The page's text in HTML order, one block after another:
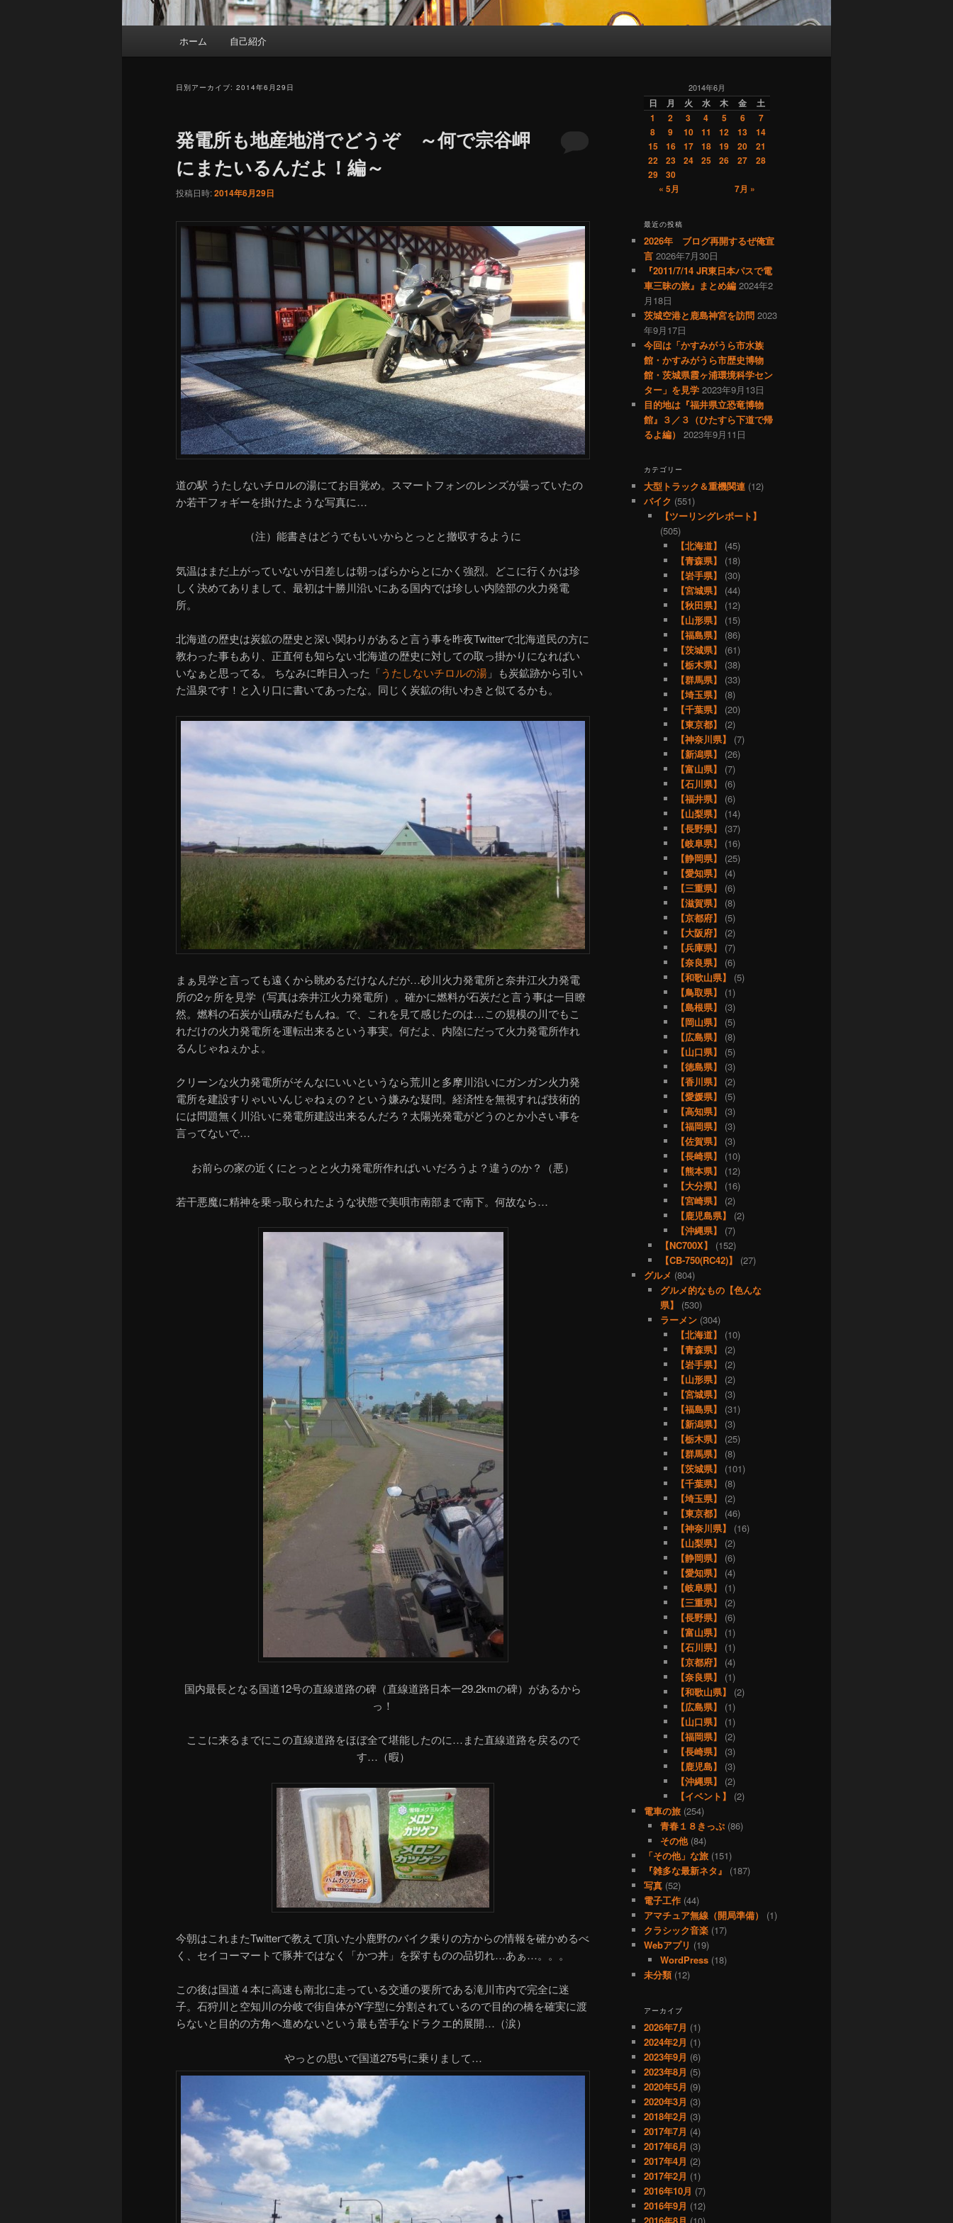
ホーム 自己紹介
日別アーカイブ: 2014年6月29日
発電所も地産地消でどうぞ ～何で宗谷岬
にまたいるんだよ！編～
投稿日時:2014年6月29日
道の駅 うたしないチロルの湯にてお目覚め。スマートフォンのレンズが曇っていたの
か若干フォギーを掛けたような写真に…
（注）能書きはどうでもいいからとっとと撤収するように
気温はまだ上がっていないが日差しは朝っぱらからとにかく強烈。どこに行くかは珍
しく決めてありまして、最初は十勝川沿いにある国内では珍しい内陸部の火力発電
所。
北海道の歴史は炭鉱の歴史と深い関わりがあると言う事を昨夜Twitterで北海道民の方に
教わった事もあり、正直何も知らない北海道の歴史に対しての取っ掛かりになればい
いなぁと思ってる。 ちなみに昨日入った「うたしないチロルの湯 」も炭鉱跡から引い
た温泉です！と入り口に書いてあったな。同じく炭鉱の街いわきと似てるかも。
まぁ見学と言っても遠くから眺めるだけなんだが…砂川火力発電所と奈井江火力発電
所の2ヶ所を見学（写真は奈井江火力発電所）。確かに燃料が石炭だと言う事は一目瞭
然。燃料の石炭が山積みだもんね。で、これを見て感じたのは…この規模の川でもこ
れだけの火力発電所を運転出来るという事実。何だよ、内陸にだって火力発電所作れ
るんじゃねぇかよ。
クリーンな火力発電所がそんなにいいというなら荒川と多摩川沿いにガンガン火力発
電所を建設すりゃいいんじゃねぇの？という嫌みな疑問。経済性を無視すれば技術的
には問題無く川沿いに発電所建設出来るんだろ？太陽光発電がどうのとか小さい事を
言ってないで…
お前らの家の近くにとっとと火力発電所作ればいいだろうよ？違うのか？（悪）
若干悪魔に精神を乗っ取られたような状態で美唄市南部まで南下。何故なら…
国内最長となる国道12号の直線道路の碑（直線道路日本一29.2kmの碑）があるから
っ！
ここに来るまでにこの直線道路をほぼ全て堪能したのに…また直線道路を戻るので
す…（暇）
今朝はこれまたTwitterで教えて頂いた小鹿野のバイク乗りの方からの情報を確かめるべ
く、セイコーマートで豚丼ではなく「かつ丼」を探すものの品切れ…あぁ…。。。
この後は国道４本に高速も南北に走っている交通の要所である滝川市内で完全に迷
子。石狩川と空知川の分岐で街自体がY字型に分割されているので目的の橋を確実に渡
らないと目的の方角へ進めないという最も苦手なドラクエ的展開…（涙）
やっとの思いで国道275号に乗りまして…
2014年6月
日 月 火 水 木 金
土
1
2 3 4 5 6
7
8
9 10 11 12 13
14
15
16 17 18 19 20
21
22
23 24 25 26 27
28
29
30
« 5月
7月 »
最近の投稿
2026年 ブログ再開するぜ俺宣
言 2026年7月30日
『2011/7/14 JR東日本パスで電
車三昧の旅』まとめ編 2024年2
月18日
茨城空港と鹿島神宮を訪問 2023
年9月17日
今回は「かすみがうら市水族
館・かすみがうら市歴史博物
館・茨城県霞ヶ浦環境科学セン
ター」を見学 2023年9月13日
目的地は『福井県立恐竜博物
館』３／３（ひたすら下道で帰
るよ編）
2023年9月11日
カテゴリー
大型トラック＆重機関連 (12)
バイク (551)
【ツーリングレポート】
(505)
【北海道】
(45)
【青森県】
(18)
【岩手県】
(30)
【宮城県】
(44)
【秋田県】
(12)
【山形県】
(15)
【福島県】
(86)
【茨城県】
(61)
【栃木県】
(38)
【群馬県】
(33)
【埼玉県】
(8)
【千葉県】
(20)
【東京都】
(2)
【神奈川県】
(7)
【新潟県】
(26)
【富山県】
(7)
【石川県】
(6)
【福井県】
(6)
【山梨県】
(14)
【長野県】
(37)
【岐阜県】
(16)
【静岡県】
(25)
【愛知県】
(4)
【三重県】
(6)
【滋賀県】
(8)
【京都府】
(5)
【大阪府】
(2)
【兵庫県】
(7)
【奈良県】
(6)
【和歌山県】
(5)
【鳥取県】
(1)
【島根県】
(3)
【岡山県】
(5)
【広島県】
(8)
【山口県】
(5)
【徳島県】
(3)
【香川県】
(2)
【愛媛県】
(5)
【高知県】
(3)
【福岡県】
(3)
【佐賀県】
(3)
【長崎県】
(10)
【熊本県】
(12)
【大分県】
(16)
【宮崎県】
(2)
【鹿児島県】
(2)
【沖縄県】
(7)
【NC700X】
(152)
【CB-750(RC42)】
(27)
グルメ (804)
グルメ的なもの【色んな
県】
(530)
ラーメン(304)
【北海道】
(10)
【青森県】
(2)
【岩手県】
(2)
【山形県】
(2)
【宮城県】
(3)
【福島県】
(31)
【新潟県】
(3)
【栃木県】
(25)
【群馬県】
(8)
【茨城県】
(101)
【千葉県】
(8)
【埼玉県】
(2)
【東京都】
(46)
【神奈川県】
(16)
【山梨県】
(2)
【静岡県】
(6)
【愛知県】
(4)
【岐阜県】
(1)
【三重県】
(2)
【長野県】
(6)
【富山県】
(1)
【石川県】
(1)
【京都府】
(4)
【奈良県】
(1)
【和歌山県】
(2)
【広島県】
(1)
【山口県】
(1)
【福岡県】
(2)
【長崎県】
(3)
【鹿児島】
(3)
【沖縄県】
(2)
【イベント】
(2)
電車の旅 (254)
青春１８きっぷ(86)
その他(84)
「その他」な旅 (151)
『雑多な最新ネタ』
(187)
写真 (52)
電子工作 (44)
アマチュア無線（開局準備）
(1)
クラシック音楽 (17)
Webアプリ (19)
WordPress(18)
未分類(12)
アーカイブ
2026年7月 (1)
2024年2月 (1)
2023年9月 (6)
2023年8月 (5)
2020年5月 (9)
2020年3月 (3)
2018年2月 (3)
2017年7月 (4)
2017年6月 (3)
2017年4月 (2)
2017年2月 (1)
2016年10月 (7)
2016年9月 (12)
2016年8月 (10)